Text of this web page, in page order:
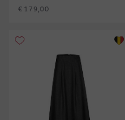
€ 179,00